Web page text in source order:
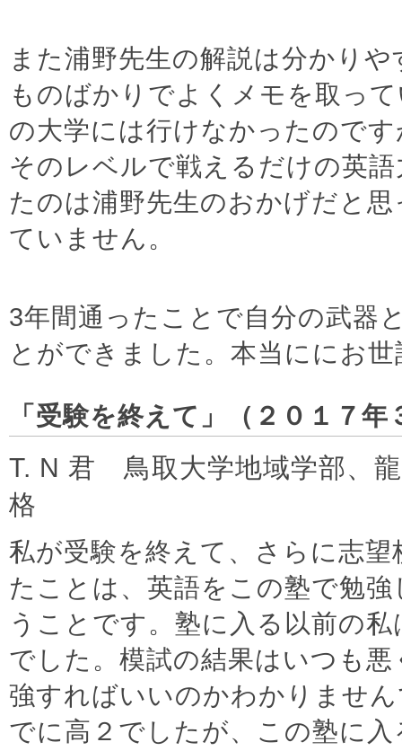
また浦野先生の解説は分かり
ものばかりでよくメモを取っ
の大学には行けなかったので
そのレベルで戦えるだけの英
たのは浦野先生のおかげだと
ていません。
3年間通ったことで自分の武器
とができました。本当ににお
「受験を終えて」（２０１７年
T. N 君 鳥取大学地域学部、
格
私が受験を終えて、さらに志
たことは、英語をこの塾で勉
うことです。塾に入る以前の
でした。模試の結果はいつも
強すればいいのかわかりませ
でに高２でしたが、この塾に